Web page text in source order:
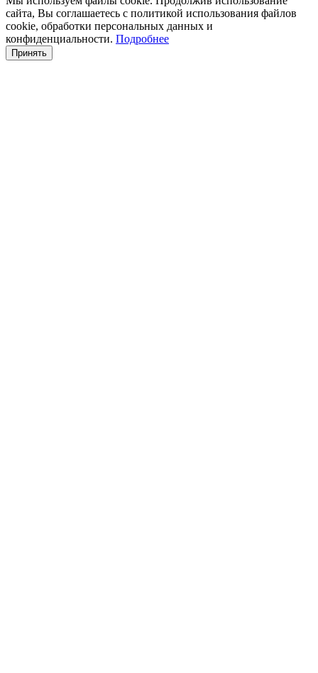
сайта, Вы соглашаетесь с политикой использования файлов
cookie, обработки персональных данных и
конфиденциальности. Подробнее
Принять